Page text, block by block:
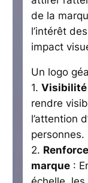
de la
l’intérêt
impact
Un logo
1. Visibilité
rendre
l’attention
personnes.
2.
marque: